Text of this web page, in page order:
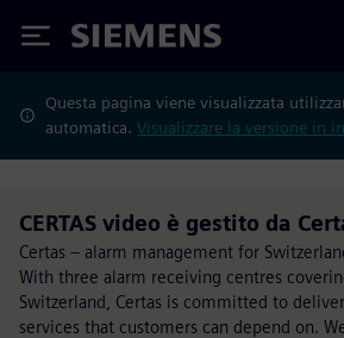
Siemens
Questa pagina viene visualizzata
automatica.Visualizzare la versione in
CERTAS video è gestito da
Certas – alarm management for
With three alarm receiving centres
Switzerland, Certas is committed to
services that customers can depend on.